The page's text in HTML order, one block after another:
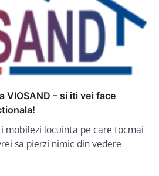
VIOSAND – si iti vei face
mobilezi locuinta pe care tocmai
sa pierzi nimic din vedere